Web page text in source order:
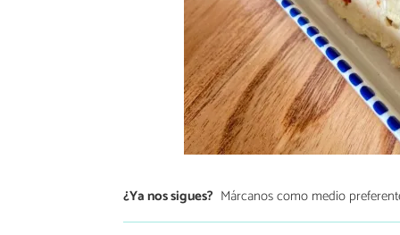
¿Ya nos sigues? Márcanos como medio